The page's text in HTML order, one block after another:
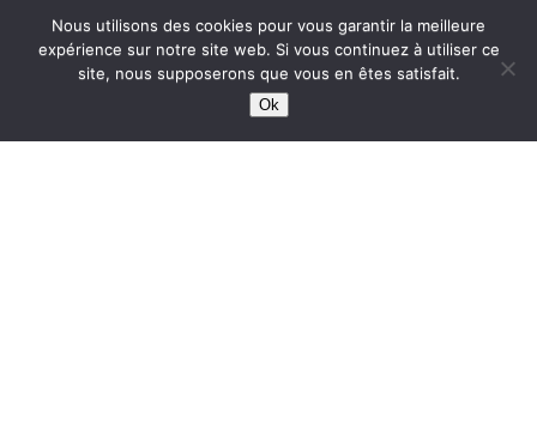
Nous utilisons des cookies pour vous garantir la meilleure
expérience sur notre site web. Si vous continuez à utiliser ce
site, nous supposerons que vous en êtes satisfait.
Ok